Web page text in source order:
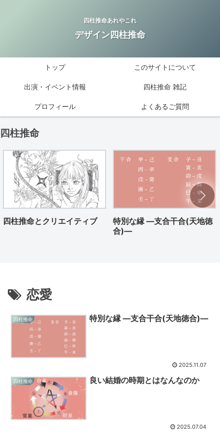
四柱推命あれやこれ
デザイン四柱推命
トップ このサイトについて
出演・イベント情報 四柱推命 雑記
プロフィール よくあるご質問
四柱推命
四柱推命とクリエイティブ
特別な縁 ―支合干合(天地徳
合)―
恋愛
四柱推命 特別な縁 ―支合干合(天地徳合)―
2025.11.07
四柱推命 良い結婚の時期とはなんなのか
2025.07.04